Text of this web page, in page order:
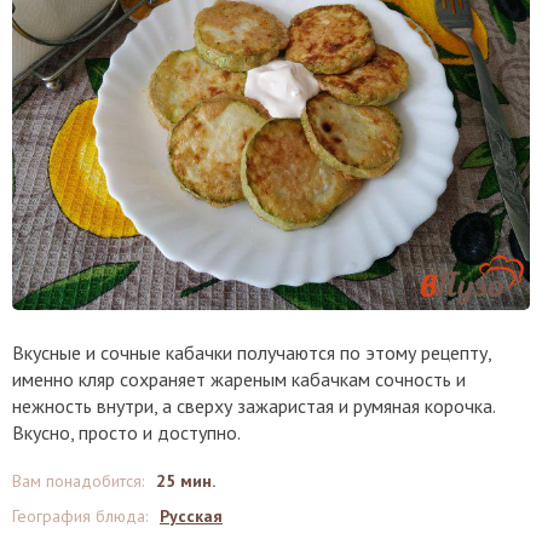
Вкусные и сочные кабачки получаются по этому рецепту,
именно кляр сохраняет жареным кабачкам сочность и
нежность внутри, а сверху зажаристая и румяная корочка.
Вкусно, просто и доступно.
Вам понадобится:
25 мин.
География блюда:
Русская